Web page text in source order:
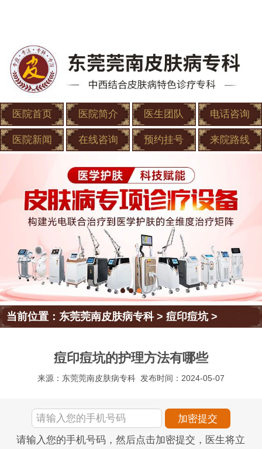
医院首页 医院简介 医生团队 电话咨询
医院新闻 在线咨询 预约挂号 来院路线
当前位置：东莞莞南皮肤病专科>痘印痘坑>
痘印痘坑的护理方法有哪些
来源：东莞莞南皮肤病专科 发布时间：2024-05-07
请输入您的手机号码，然后点击加密提交，医生将立